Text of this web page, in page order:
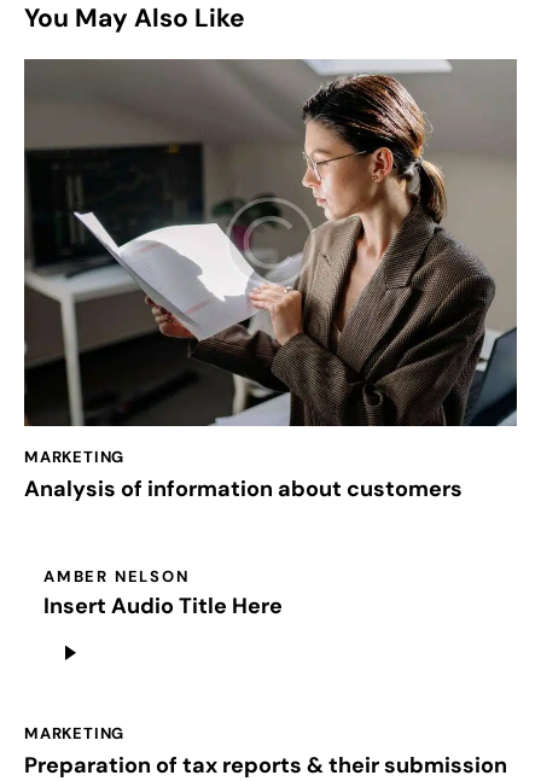
You May Also Like
MARKETING
Analysis of information about customers
AMBER NELSON
Insert Audio Title Here
Player
MARKETING
Preparation of tax reports & their submission